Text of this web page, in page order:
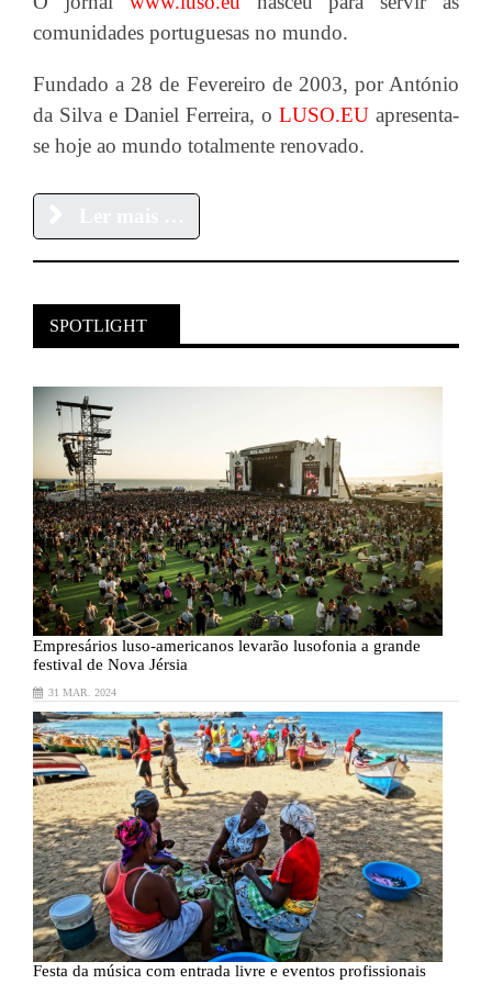
comunidades portuguesas no mundo.
Fundado a 28 de Fevereiro de 2003, por António
da Silva e Daniel Ferreira, o LUSO.EU apresenta-
se hoje ao mundo totalmente renovado.
SPOTLIGHT
Empresários luso-americanos levarão lusofonia a grande
festival de Nova Jérsia
31 MAR. 2024
Festa da música com entrada livre e eventos profissionais